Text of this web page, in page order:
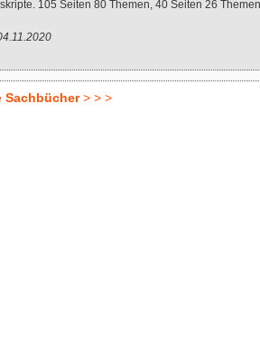
105 Seiten 80 Themen, 40 Seiten 26
Sachbücher> > >